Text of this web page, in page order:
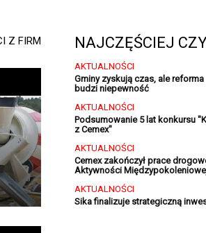
Z FIRM NAJCZĘŚCIEJ
AKTUALNOŚCI
Gminy zyskują czas, ale
budzi niepewność
AKTUALNOŚCI
Podsumowanie 5 lat konkursu
z Cemex"
AKTUALNOŚCI
Cemex zakończył prace
Aktywności
AKTUALNOŚCI
Sika finalizuje strategiczną